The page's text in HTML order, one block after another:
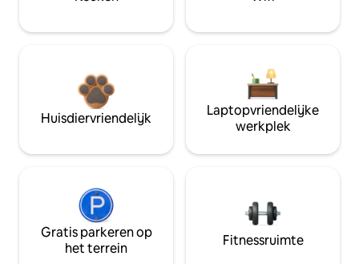
Huisdiervriendelijk
Laptopvriendelijke
werkplek
Gratis parkeren op
het terrein
Fitnessruimte